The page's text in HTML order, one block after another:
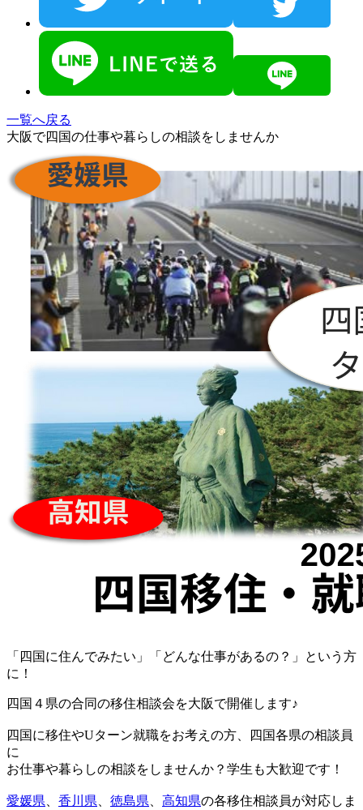
一覧へ戻る
大阪で四国の仕事や暮らしの相談をしませんか
「四国に住んでみたい」「どんな仕事があるの？」という方
に！
四国４県の合同の移住相談会を大阪で開催します♪
四国に移住やUターン就職をお考えの方、四国各県の相談員
に
お仕事や暮らしの相談をしませんか？学生も大歓迎です！
愛媛県 香川県 徳島県 高知県の各移住相談員が対応しま